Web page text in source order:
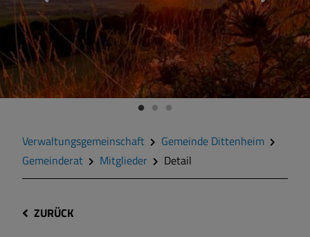
Verwaltungsgemeinschaft
Gemeinde Dittenheim
Gemeinderat
Mitglieder Detail
ZURÜCK